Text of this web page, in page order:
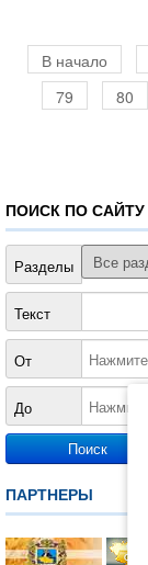
В начало
79
80
ПОИСК ПО САЙТУ
Разделы
Текст
От
До
ПАРТНЕРЫ